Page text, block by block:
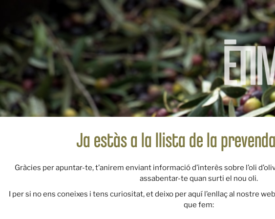
Ja estàs a la llista de la
Gràcies per apuntar-te, t’anirem enviant informació d’interès sobre l’oli
assabentar-te quan surti el nou oli.
I per si no ens coneixes i tens curiositat, et deixo per aquí l’enllaç al nostre
que fem: